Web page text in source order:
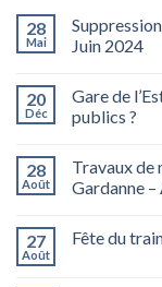
28
Mai
Juin 2024
20
Déc
Gare de
publics ?
28
Août
Travaux de
Gardanne
27
Août
Fête du